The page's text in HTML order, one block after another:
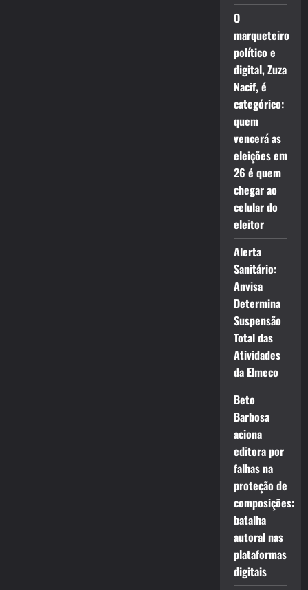
O
marqueteiro
político e
digital, Zuza
Nacif, é
categórico:
quem
vencerá as
eleições em
26 é quem
chegar ao
celular do
eleitor
Alerta
Sanitário:
Anvisa
Determina
Suspensão
Total das
Atividades
da Elmeco
Beto
Barbosa
aciona
editora por
falhas na
proteção de
composições:
batalha
autoral nas
plataformas
digitais